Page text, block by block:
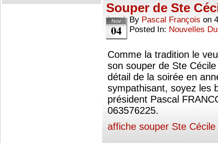
Souper de Ste
Nov
04
By Pascal François on
Posted In: Nouvelles
Comme la tradition le
son souper de Ste
détail de la soirée en
sympathisant, soyez les
président Pascal
063576225.
affiche souper Ste Cécile